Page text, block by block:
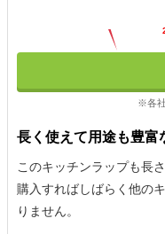
※各
長く使えて用途も豊富
このキッチンラップも長
購入すればしばらく他の
りません。